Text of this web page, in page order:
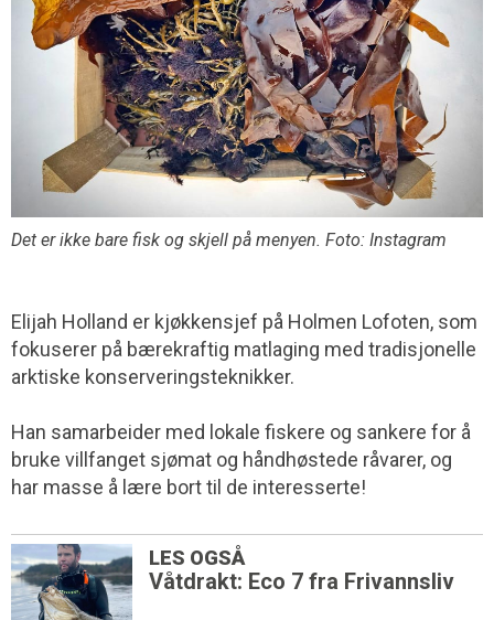
Det er ikke bare fisk og skjell på menyen. Foto: Instagram
Elijah Holland er kjøkkensjef på Holmen Lofoten, som
fokuserer på bærekraftig matlaging med tradisjonelle
arktiske konserveringsteknikker.
Han samarbeider med lokale fiskere og sankere for å
bruke villfanget sjømat og håndhøstede råvarer, og
har masse å lære bort til de interesserte!
LES OGSÅ
Våtdrakt: Eco 7 fra Frivannsliv